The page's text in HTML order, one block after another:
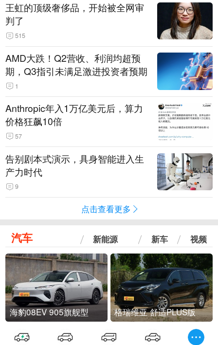
王虹的顶级奢侈品，开始被全网审
判了
515
AMD大跌！Q2营收、利润均超预
期，Q3指引未满足激进投资者预期
1
Anthropic年入1万亿美元后，算力
价格狂飙10倍
57
告别剧本式演示，具身智能进入生
产力时代
9
点击查看更多
汽车 新能源 新车 视频
海豹08EV 905旗舰型 格瑞维亚 舒适PLUS版